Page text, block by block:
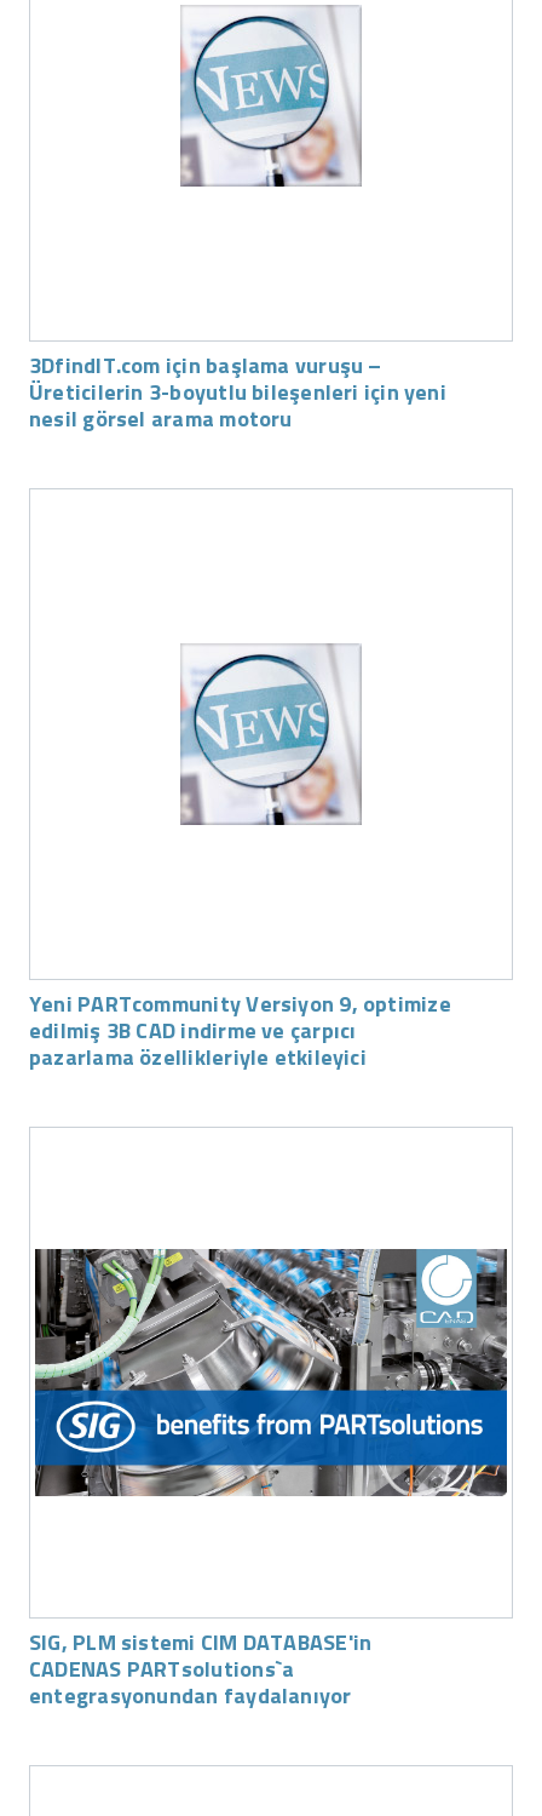
3DfindIT.com için başlama vuruşu –
Üreticilerin 3-boyutlu bileşenleri için yeni
nesil görsel arama motoru
Yeni PARTcommunity Versiyon 9, optimize
edilmiş 3B CAD indirme ve çarpıcı
pazarlama özellikleriyle etkileyici
SIG, PLM sistemi CIM DATABASE'in
CADENAS PARTsolutions`a
entegrasyonundan faydalanıyor